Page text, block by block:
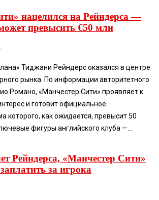
нацелился на Рейндерса —
превысить €50 млн
Тиджани Рейндерс оказался в центре
рынка. По информации авторитетного
Романо, «Манчестер Сити» проявляет к
и готовит официальное
которого, как ожидается, превысит 50
фигуры английского клуба —...
Рейндерса, «Манчестер Сити»
за игрока